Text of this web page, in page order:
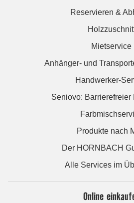
Reservieren &
Mietservice
Anhänger- und
Handwerker-
Seniovo: Barrierefreier
Produkte nach
Der HORNBACH
Alle Services im
Online